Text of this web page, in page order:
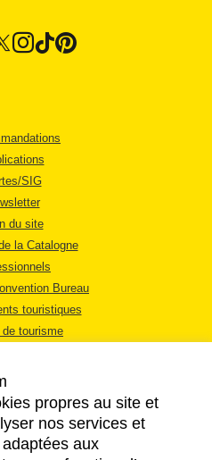
SIG
du site
la Catalogne
Bureau
touristiques
tourisme
LÉGALES
propres au site et
nos services et
aux